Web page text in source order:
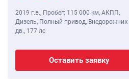
2019 г.в., Пробег: 115 000 км, АКПП,
Дизель, Полный привод, Внедорожник
дв., 177 лс
Оставить заявку